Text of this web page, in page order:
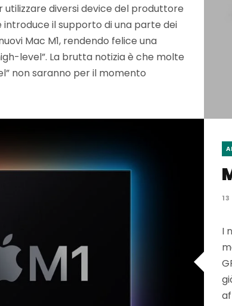
utilizzare diversi device del produttore
introduce il supporto di una parte dei
Mac M1, rendendo felice una
level”. La brutta notizia è che molte
non saranno per il momento
I